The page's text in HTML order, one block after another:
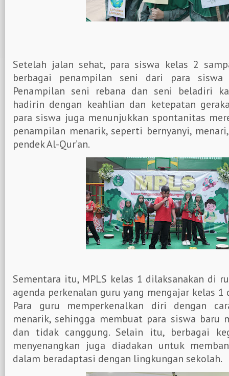
Setelah jalan sehat, para siswa kelas 2
berbagai penampilan seni dari para
Penampilan seni rebana dan seni beladiri
hadirin dengan keahlian dan ketepatan
para siswa juga menunjukkan spontanitas
penampilan menarik, seperti bernyanyi,
pendek Al-Qur’an.
Sementara itu, MPLS kelas 1 dilaksanakan di
agenda perkenalan guru yang mengajar kelas
Para guru memperkenalkan diri dengan
menarik, sehingga membuat para siswa baru
dan tidak canggung. Selain itu, berbagai
menyenangkan juga diadakan untuk
dalam beradaptasi dengan lingkungan sekolah.